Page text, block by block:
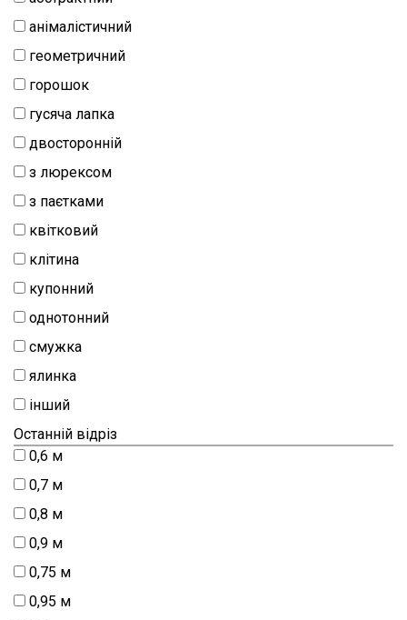
анімалістичний
геометричний
горошок
гусяча лапка
двосторонній
з люрексом
з паєтками
квітковий
клітина
купонний
однотонний
смужка
ялинка
інший
Останній відріз
0,6 м
0,7 м
0,8 м
0,9 м
0,75 м
0,95 м